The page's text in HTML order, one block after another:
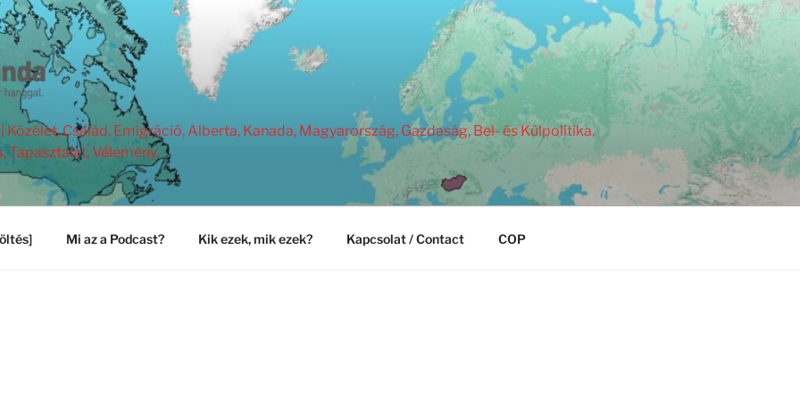
Közélet, Család, Emigráció, Alberta, Kanada, Magyarország, Gazdaság, Bel- és Külpolitika,
Tapasztalat, Vélemény.
Mi az a Podcast? Kik ezek, mik ezek? Kapcsolat / Contact COP